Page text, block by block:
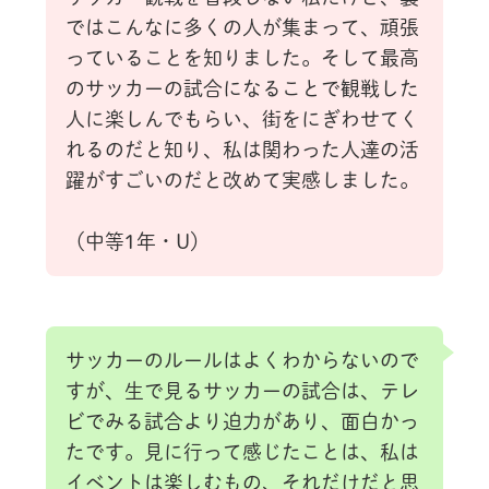
ではこんなに多くの人が集まって、頑張
っていることを知りました。そして最高
のサッカーの試合になることで観戦した
人に楽しんでもらい、街をにぎわせてく
れるのだと知り、私は関わった人達の活
躍がすごいのだと改めて実感しました。
（中等1年・U）
サッカーのルールはよくわからないので
すが、生で見るサッカーの試合は、テレ
ビでみる試合より迫力があり、面白かっ
たです。見に行って感じたことは、私は
イベントは楽しむもの、それだけだと思